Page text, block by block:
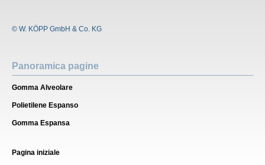
© W. KÖPP GmbH & Co. KG
Panoramica pagine
Gomma Alveolare
Polietilene Espanso
Gomma Espansa
Pagina iniziale